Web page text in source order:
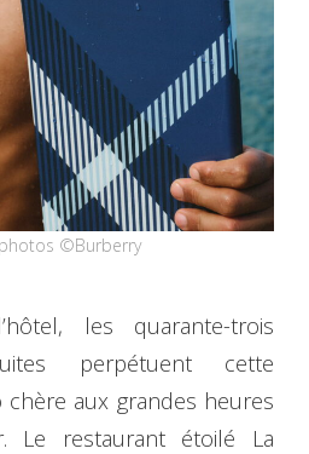
©Burberry
les quarante-trois
perpétuent cette
aux grandes heures
Le restaurant étoilé La